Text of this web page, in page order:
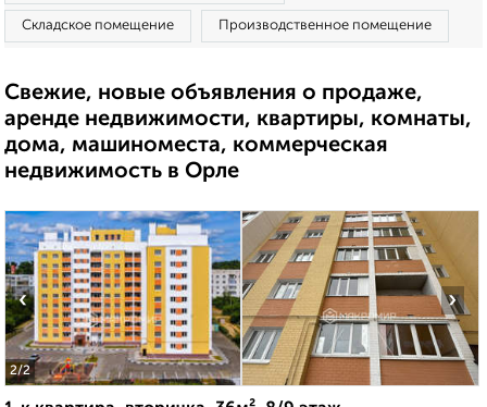
Складское помещение Производственное помещение
Свежие, новые объявления о продаже,
аренде недвижимости, квартиры, комнаты,
дома, машиноместа, коммерческая
недвижимость в Орле
2/2
‹ ›